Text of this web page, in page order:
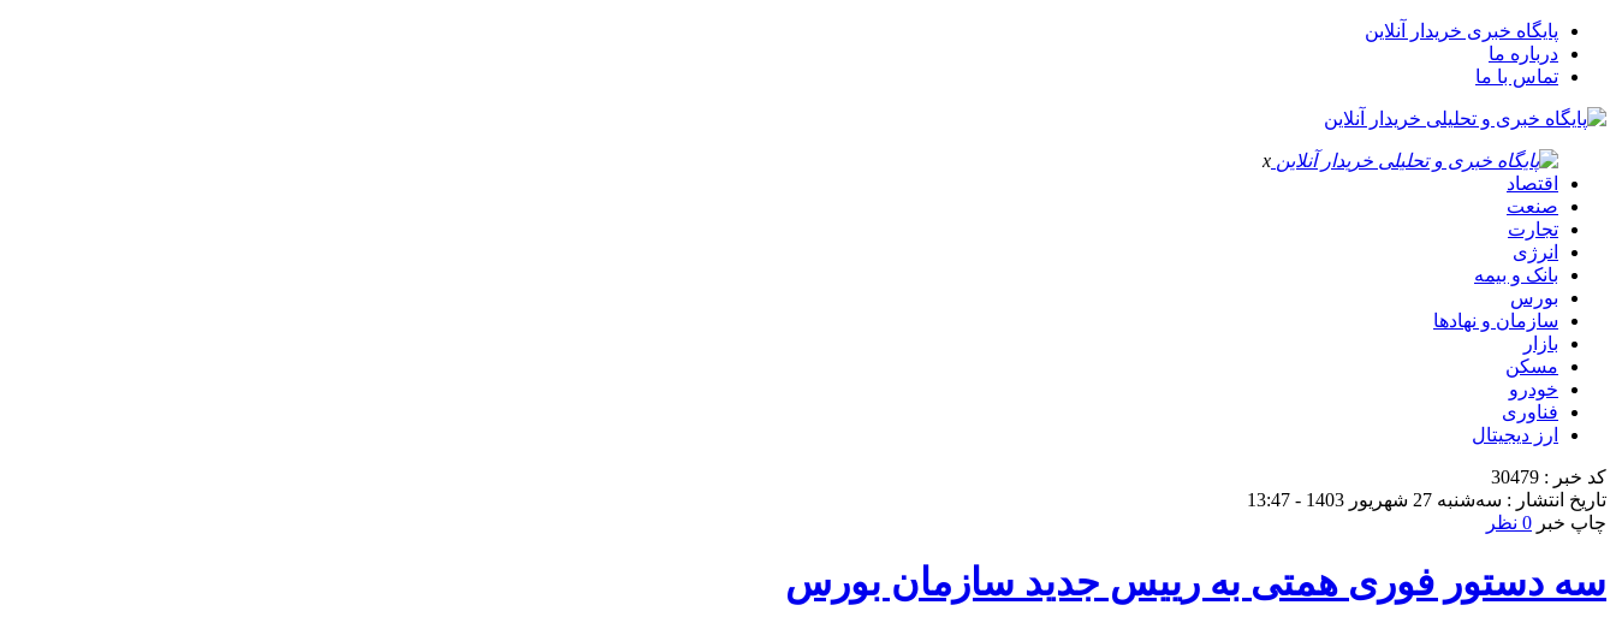
پایگاه خبری خریدار آنلاین
درباره ما
تماس با ما
x
اقتصاد
صنعت
تجارت
انرژی
بانک و بیمه
بورس
سازمان و نهادها
بازار
مسکن
خودرو
فناوری
ارز دیجیتال
کد خبر : 30479
تاریخ انتشار : سه‌شنبه 27 شهریور 1403 - 13:47
چاپ خبر 0 نظر
سه دستور فوری همتی به رییس جدید سازمان بورس